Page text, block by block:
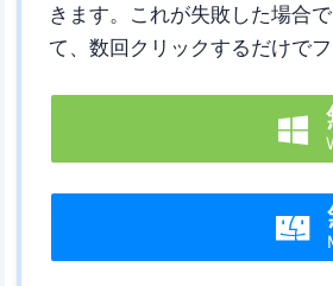
きます。これが失敗した場合
て、数回クリックするだけで

